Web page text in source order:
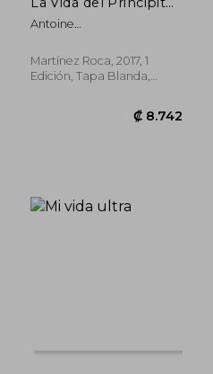
Contada por él
Mismo
Antoine
Ramsay
Martínez Roca, 2017, 1
Edición, Tapa Blanda,